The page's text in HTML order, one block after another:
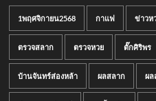
1พฤศจิกายน2568 กาแฟ ข่าวห
ตรวจสลาก ตรวจหวย ตั๊กศิริพร
บ้านจันทร์ส่องหล้า ผลสลาก ผล